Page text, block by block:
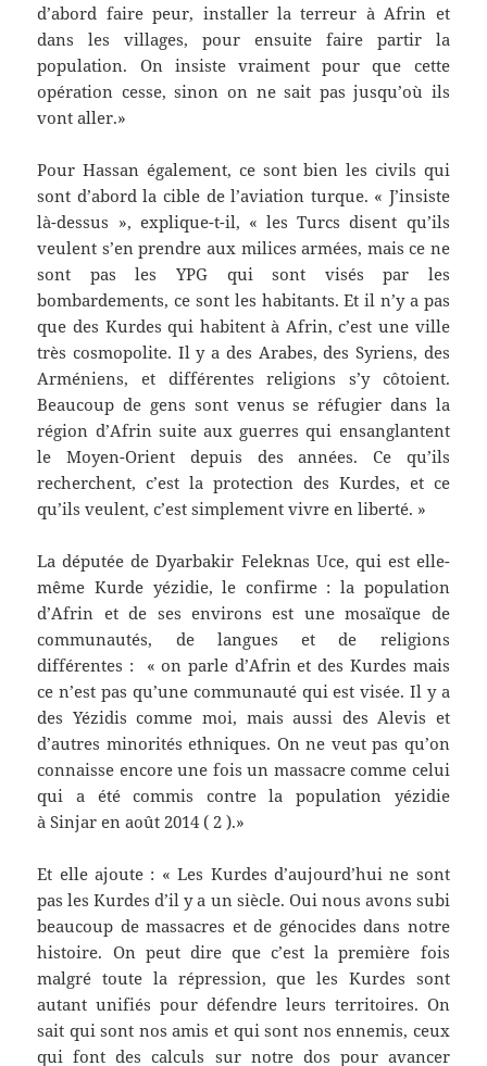
d’abord faire peur, installer la terreur à Afrin et
dans les villages, pour ensuite faire partir la
population. On insiste vraiment pour que cette
opération cesse, sinon on ne sait pas jusqu’où ils
vont aller.»
Pour Hassan également, ce sont bien les civils qui
sont d’abord la cible de l’aviation turque. « J’insiste
là-dessus », explique-t-il, « les Turcs disent qu’ils
veulent s’en prendre aux milices armées, mais ce ne
sont pas les YPG qui sont visés par les
bombardements, ce sont les habitants. Et il n’y a pas
que des Kurdes qui habitent à Afrin, c’est une ville
très cosmopolite. Il y a des Arabes, des Syriens, des
Arméniens, et différentes religions s’y côtoient.
Beaucoup de gens sont venus se réfugier dans la
région d’Afrin suite aux guerres qui ensanglantent
le Moyen-Orient depuis des années. Ce qu’ils
recherchent, c’est la protection des Kurdes, et ce
qu’ils veulent, c’est simplement vivre en liberté. »
La députée de Dyarbakir Feleknas Uce, qui est elle-
même Kurde yézidie, le confirme : la population
d’Afrin et de ses environs est une mosaïque de
communautés, de langues et de religions
différentes : « on parle d’Afrin et des Kurdes mais
ce n’est pas qu’une communauté qui est visée. Il y a
des Yézidis comme moi, mais aussi des Alevis et
d’autres minorités ethniques. On ne veut pas qu’on
connaisse encore une fois un massacre comme celui
qui a été commis contre la population yézidie
à Sinjar en août 2014 ( 2 ).»
Et elle ajoute : « Les Kurdes d’aujourd’hui ne sont
pas les Kurdes d’il y a un siècle. Oui nous avons subi
beaucoup de massacres et de génocides dans notre
histoire. On peut dire que c’est la première fois
malgré toute la répression, que les Kurdes sont
autant unifiés pour défendre leurs territoires. On
sait qui sont nos amis et qui sont nos ennemis, ceux
qui font des calculs sur notre dos pour avancer